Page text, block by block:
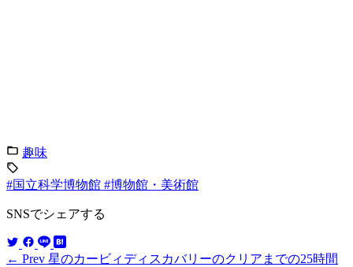
趣味
#国立科学博物館 #博物館・美術館
SNSでシェアする
← Prev 星のカービィディスカバリーのクリアまでの25時間